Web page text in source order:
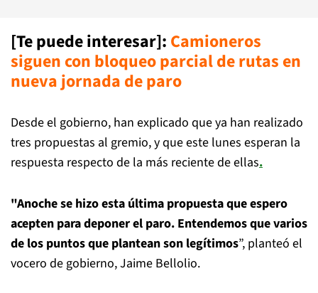
[Te puede interesar]: Camioneros
siguen con bloqueo parcial de rutas en
nueva jornada de paro
Desde el gobierno, han explicado que ya han realizado
tres propuestas al gremio, y que este lunes esperan la
respuesta respecto de la más reciente de ellas.
"Anoche se hizo esta última propuesta que espero
acepten para deponer el paro. Entendemos que varios
de los puntos que plantean son legítimos”, planteó el
vocero de gobierno, Jaime Bellolio.